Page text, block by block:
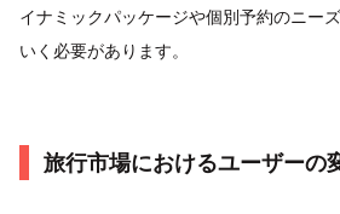
イナミックパッケージや個別予約のニー
いく必要があります。
旅行市場におけるユーザーの